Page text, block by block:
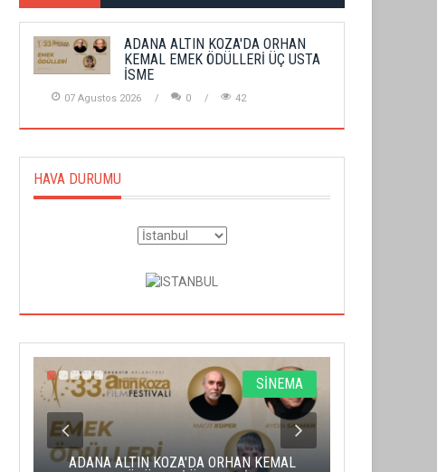
ADANA ALTIN KOZA'DA ORHAN
KEMAL EMEK ÖDÜLLERİ ÜÇ USTA
İSME
07 Agustos 2026 0 42
HAVA DURUMU
SİNEMA
ADANA ALTIN KOZA'DA ORHAN KEMAL